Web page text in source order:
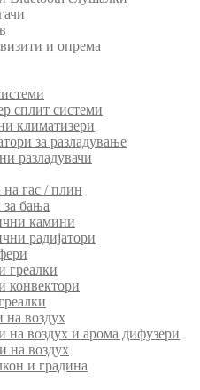
и опрема
сплит системи
климатизери
за разладување
разладувачи
на гас / плин
за бања
камини
радијатори
греалки
конвектори
на воздух
на воздух и арома дифузери
на воздух
и градина